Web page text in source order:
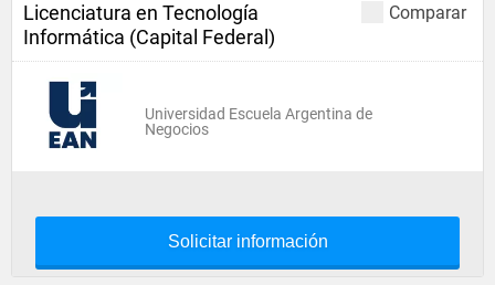
Comparar
Licenciatura en Tecnología
Informática (Capital Federal)
Universidad Escuela Argentina de
Negocios
Solicitar información